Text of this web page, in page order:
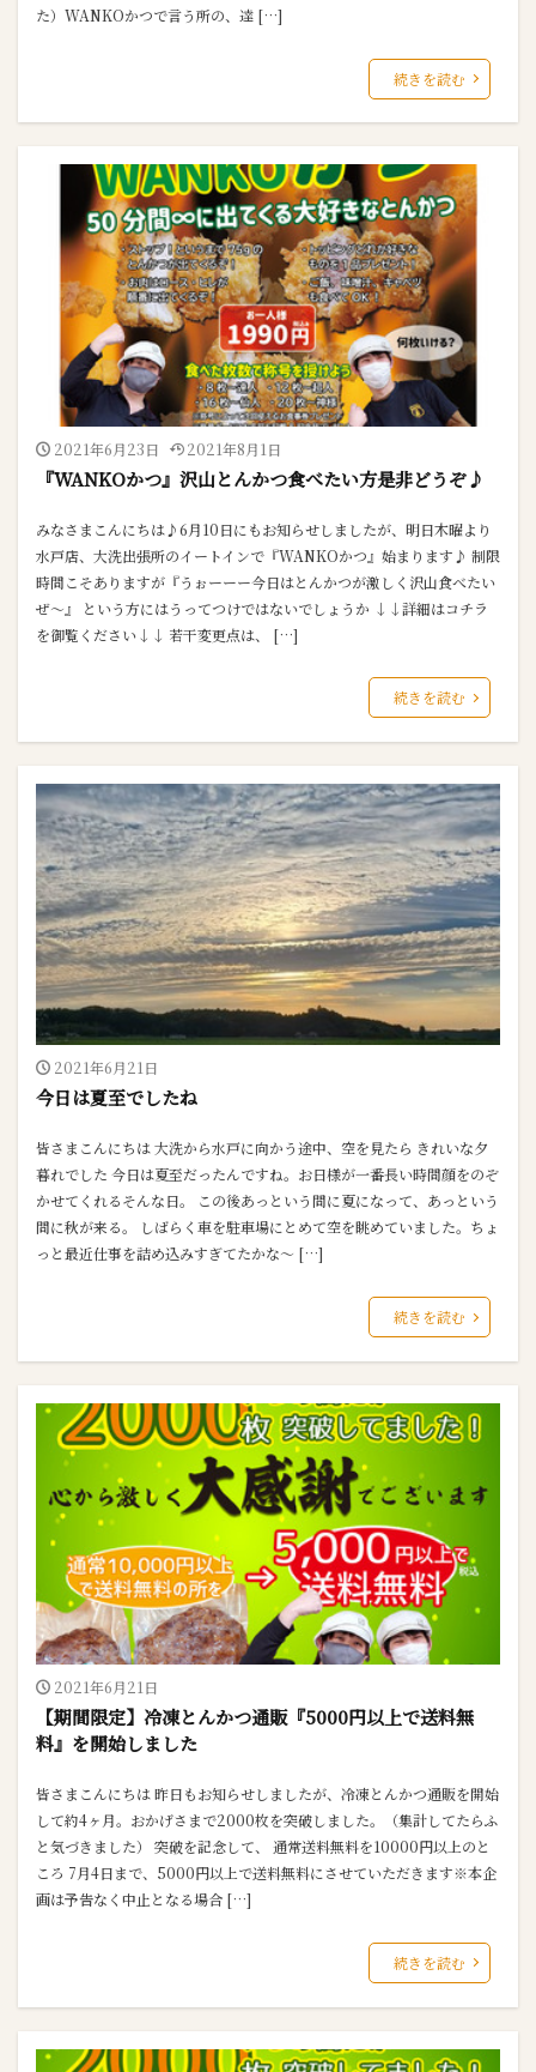
た）WANKOかつで言う所の、達 […]
続きを読む
2021年6月23日 2021年8月1日
『WANKOかつ』沢山とんかつ食べたい方是非どうぞ♪
みなさまこんにちは♪6月10日にもお知らせしましたが、明日木曜より
水戸店、大洗出張所のイートインで『WANKOかつ』始まります♪ 制限
時間こそありますが『うぉーーー今日はとんかつが激しく沢山食べたい
ぜ～』 という方にはうってつけではないでしょうか ↓↓詳細はコチラ
を御覧ください↓↓ 若干変更点は、 […]
続きを読む
2021年6月21日
今日は夏至でしたね
皆さまこんにちは 大洗から水戸に向かう途中、空を見たら きれいな夕
暮れでした 今日は夏至だったんですね。お日様が一番長い時間顔をのぞ
かせてくれるそんな日。 この後あっという間に夏になって、あっという
間に秋が来る。 しばらく車を駐車場にとめて空を眺めていました。ちょ
っと最近仕事を詰め込みすぎてたかな～ […]
続きを読む
2021年6月21日
【期間限定】冷凍とんかつ通販『5000円以上で送料無
料』を開始しました
皆さまこんにちは 昨日もお知らせしましたが、冷凍とんかつ通販を開始
して約4ヶ月。おかげさまで2000枚を突破しました。（集計してたらふ
と気づきました） 突破を記念して、 通常送料無料を10000円以上のと
ころ 7月4日まで、5000円以上で送料無料にさせていただきます※本企
画は予告なく中止となる場合 […]
続きを読む